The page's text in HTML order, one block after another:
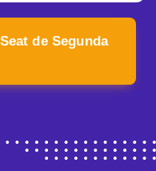
de Segunda